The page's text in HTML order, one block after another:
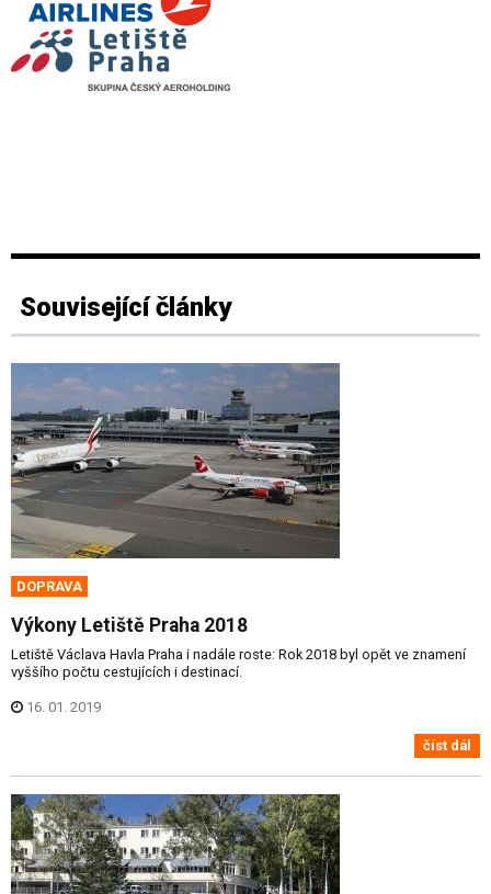
Související články
DOPRAVA
Výkony Letiště Praha 2018
Letiště Václava Havla Praha i nadále roste: Rok 2018 byl opět ve znamení
vyššího počtu cestujících i destinací.
16. 01. 2019
číst dál